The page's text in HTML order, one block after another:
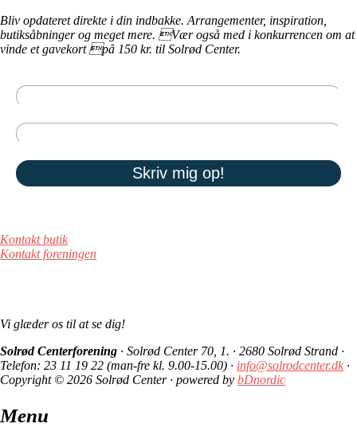
Bliv opdateret direkte i din indbakke. Arrangementer, inspiration,
butiksåbninger og meget mere. Vær også med i konkurrencen om at
vinde et gavekort på 150 kr. til Solrød Center.
Kontakt butik
Kontakt foreningen
Vi glæder os til at se dig!
Solrød Centerforening · Solrød Center 70, 1. · 2680 Solrød Strand ·
Telefon: 23 11 19 22 (man-fre kl. 9.00-15.00) · info@solrodcenter.dk ·
Copyright © 2026 Solrød Center · powered by bDnordic
Menu